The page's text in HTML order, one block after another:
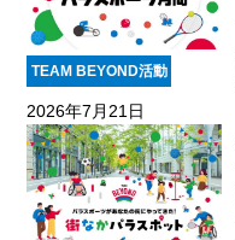
TEAM BEYOND活動
2026年7月21日